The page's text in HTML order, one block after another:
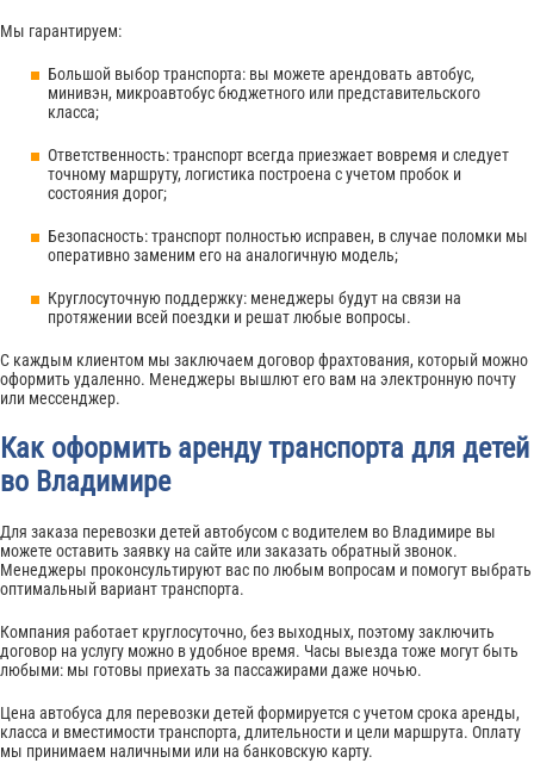
Мы гарантируем:
Большой выбор транспорта: вы можете арендовать автобус,
минивэн, микроавтобус бюджетного или представительского
класса;
Ответственность: транспорт всегда приезжает вовремя и следует
точному маршруту, логистика построена с учетом пробок и
состояния дорог;
Безопасность: транспорт полностью исправен, в случае поломки мы
оперативно заменим его на аналогичную модель;
Круглосуточную поддержку: менеджеры будут на связи на
протяжении всей поездки и решат любые вопросы.
С каждым клиентом мы заключаем договор фрахтования, который можно
оформить удаленно. Менеджеры вышлют его вам на электронную почту
или мессенджер.
Как оформить аренду транспорта для детей
во Владимире
Для заказа перевозки детей автобусом с водителем во Владимире вы
можете оставить заявку на сайте или заказать обратный звонок.
Менеджеры проконсультируют вас по любым вопросам и помогут выбрать
оптимальный вариант транспорта.
Компания работает круглосуточно, без выходных, поэтому заключить
договор на услугу можно в удобное время. Часы выезда тоже могут быть
любыми: мы готовы приехать за пассажирами даже ночью.
Цена автобуса для перевозки детей формируется с учетом срока аренды,
класса и вместимости транспорта, длительности и цели маршрута. Оплату
мы принимаем наличными или на банковскую карту.